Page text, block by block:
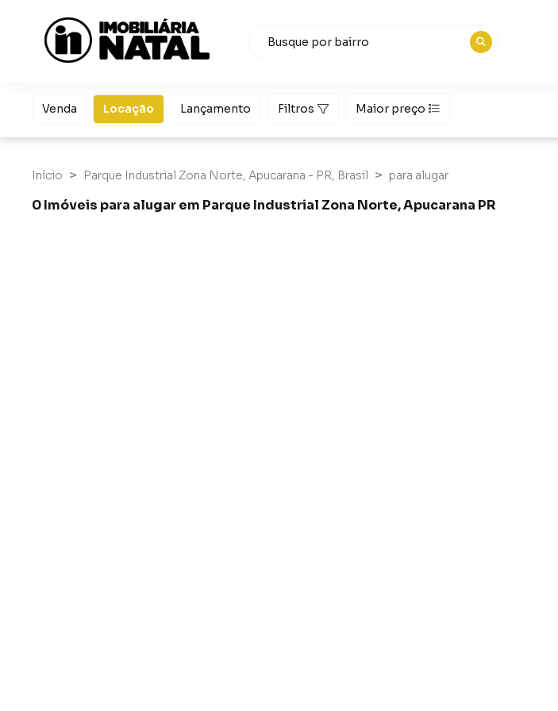
Venda Locação Lançamento Filtros Maior preço
Início Parque Industrial Zona Norte, Apucarana - PR, Brasil para alugar
0 Imóveis para alugar em Parque Industrial Zona Norte, Apucarana PR